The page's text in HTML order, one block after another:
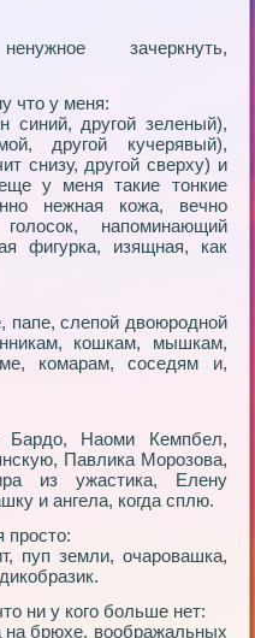
зачеркнуть,
что у меня:
синий, другой зеленый),
другой кучерявый),
снизу, другой сверху) и
у меня такие тонкие
нежная кожа, вечно
напоминающий
фигурка, изящная, как
слепой двоюродной
кошкам, мышкам,
комарам, соседям и,
Наоми Кемпбел,
Павлика Морозова,
из ужастика, Елену
и ангела, когда сплю.
просто:
пуп земли, очаровашка,
ни у кого больше нет:
на брюхе, воображальных